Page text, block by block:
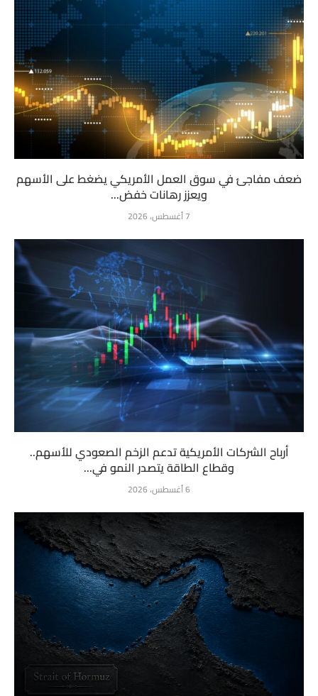
ضعف مفاجئ في سوق العمل الأمريكي يضغط على الأسهم
ويعزز رهانات خفض...
7 أغسطس، 2026
أرباح الشركات الأمريكية تدعم الزخم الصعودي للأسهم..
وقطاع الطاقة يتصدر النمو في...
6 أغسطس، 2026